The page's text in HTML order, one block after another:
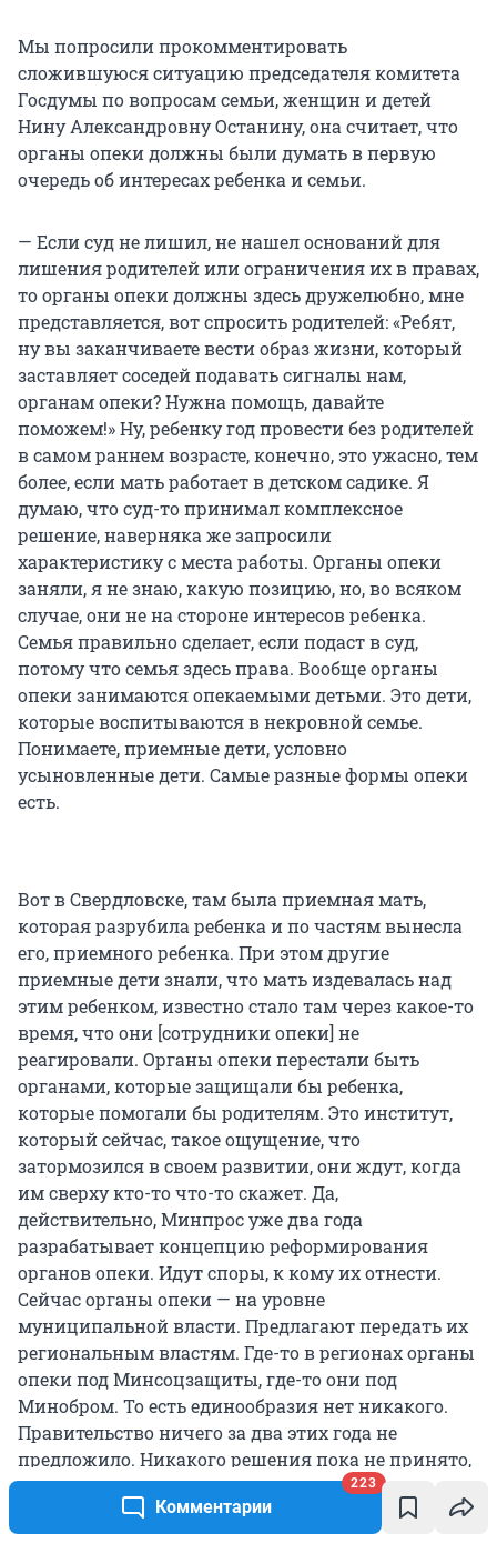
Комментарии
223
Мы попросили прокомментировать
сложившуюся ситуацию председателя комитета
Госдумы по вопросам семьи, женщин и детей
Нину Александровну Останину, она считает, что
органы опеки должны были думать в первую
очередь об интересах ребенка и семьи.
— Если суд не лишил, не нашел оснований для
лишения родителей или ограничения их в правах,
то органы опеки должны здесь дружелюбно, мне
представляется, вот спросить родителей: «Ребят,
ну вы заканчиваете вести образ жизни, который
заставляет соседей подавать сигналы нам,
органам опеки? Нужна помощь, давайте
поможем!» Ну, ребенку год провести без родителей
в самом раннем возрасте, конечно, это ужасно, тем
более, если мать работает в детском садике. Я
думаю, что суд-то принимал комплексное
решение, наверняка же запросили
характеристику с места работы. Органы опеки
заняли, я не знаю, какую позицию, но, во всяком
случае, они не на стороне интересов ребенка.
Семья правильно сделает, если подаст в суд,
потому что семья здесь права. Вообще органы
опеки занимаются опекаемыми детьми. Это дети,
которые воспитываются в некровной семье.
Понимаете, приемные дети, условно
усыновленные дети. Самые разные формы опеки
есть.
Вот в Свердловске, там была приемная мать,
которая разрубила ребенка и по частям вынесла
его, приемного ребенка. При этом другие
приемные дети знали, что мать издевалась над
этим ребенком, известно стало там через какое-то
время, что они [сотрудники опеки] не
реагировали. Органы опеки перестали быть
органами, которые защищали бы ребенка,
которые помогали бы родителям. Это институт,
который сейчас, такое ощущение, что
затормозился в своем развитии, они ждут, когда
им сверху кто-то что-то скажет. Да,
действительно, Минпрос уже два года
разрабатывает концепцию реформирования
органов опеки. Идут споры, к кому их отнести.
Сейчас органы опеки — на уровне
муниципальной власти. Предлагают передать их
региональным властям. Где-то в регионах органы
опеки под Минсоцзащиты, где-то они под
Минобром. То есть единообразия нет никакого.
Правительство ничего за два этих года не
предложило. Никакого решения пока не принято,
такое ощущение, что это будет тянуться до марта,
до окончания выборов президента, пока не станет